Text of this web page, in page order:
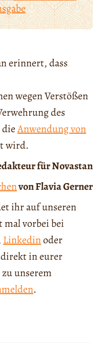
erinnert, dass
wegen Verstößen
des
dieAnwendung von
wird.
für Novastan
von Flavia Gerner
ihr auf unseren
mal vorbei bei
Linkedinoder
in eurer
unserem
.